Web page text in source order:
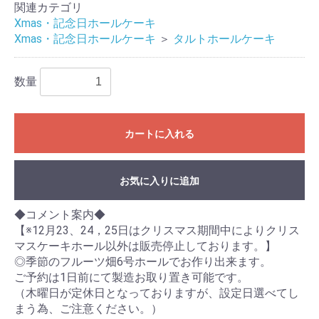
関連カテゴリ
Xmas・記念日ホールケーキ
Xmas・記念日ホールケーキ ＞ タルトホールケーキ
数量
カートに入れる
お気に入りに追加
◆コメント案内◆
【※12月23、24，25日はクリスマス期間中によりクリス
マスケーキホール以外は販売停止しております。】
◎季節のフルーツ畑6号ホールでお作り出来ます。
ご予約は1日前にて製造お取り置き可能です。
（木曜日が定休日となっておりますが、設定日選べてし
まう為、ご注意ください。）